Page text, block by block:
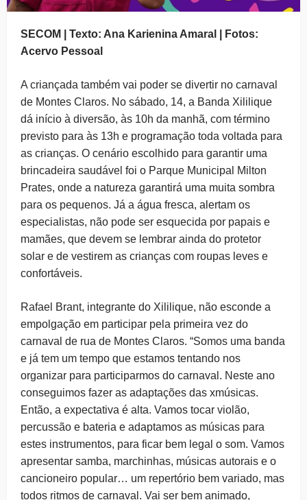
SECOM | Texto: Ana Karienina Amaral | Fotos:
Acervo Pessoal
A criançada também vai poder se divertir no carnaval
de Montes Claros. No sábado, 14, a Banda Xililique
dá início à diversão, às 10h da manhã, com término
previsto para às 13h e programação toda voltada para
as crianças. O cenário escolhido para garantir uma
brincadeira saudável foi o Parque Municipal Milton
Prates, onde a natureza garantirá uma muita sombra
para os pequenos. Já a água fresca, alertam os
especialistas, não pode ser esquecida por papais e
mamães, que devem se lembrar ainda do protetor
solar e de vestirem as crianças com roupas leves e
confortáveis.
Rafael Brant, integrante do Xililique, não esconde a
empolgação em participar pela primeira vez do
carnaval de rua de Montes Claros. “Somos uma banda
e já tem um tempo que estamos tentando nos
organizar para participarmos do carnaval. Neste ano
conseguimos fazer as adaptações das xmúsicas.
Então, a expectativa é alta. Vamos tocar violão,
percussão e bateria e adaptamos as músicas para
estes instrumentos, para ficar bem legal o som. Vamos
apresentar samba, marchinhas, músicas autorais e o
cancioneiro popular… um repertório bem variado, mas
todos ritmos de carnaval. Vai ser bem animado,